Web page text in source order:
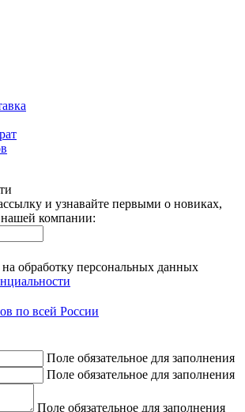
и узнавайте первыми о новиках,
компании:
обработку персональных данных
по всей России
Поле обязательное для заполнения
Поле обязательное для заполнения
Поле обязательное для заполнения